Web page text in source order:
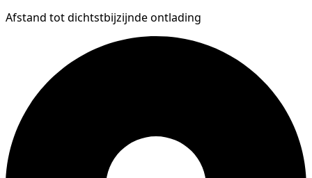
Afstand tot dichtstbijzijnde ontlading